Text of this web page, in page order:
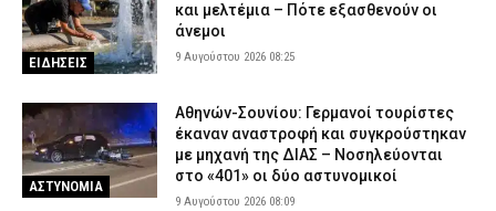
ΕΙΔΗΣΕΙΣ
και μελτέμια – Πότε εξασθενούν οι
άνεμοι
9 Αυγούστου 2026 08:25
ΑΣΤΥΝΟΜΙΑ
Αθηνών-Σουνίου: Γερμανοί τουρίστες
έκαναν αναστροφή και συγκρούστηκαν
με μηχανή της ΔΙΑΣ – Νοσηλεύονται
στο «401» οι δύο αστυνομικοί
9 Αυγούστου 2026 08:09